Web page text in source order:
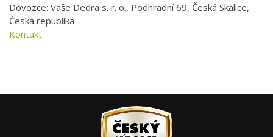
Dovozce: Vaše Dedra s. r. o., Podhradní 69, Česká Skalice,
Česká republika
Kontakt